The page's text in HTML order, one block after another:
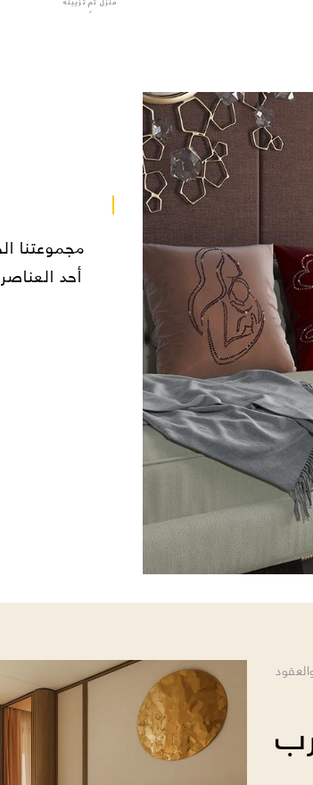
مجموعتنا
أحد
مجموعة ألمت
في مجموعة "المت"،
بما يتناسب مع
عن السحر الكلاسيكي
الفن الحديث، فإن
عرض التشكيلة